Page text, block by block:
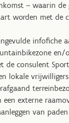
– waarin de
worden met de
infofiche
en/
consulent
lokale
externe
van